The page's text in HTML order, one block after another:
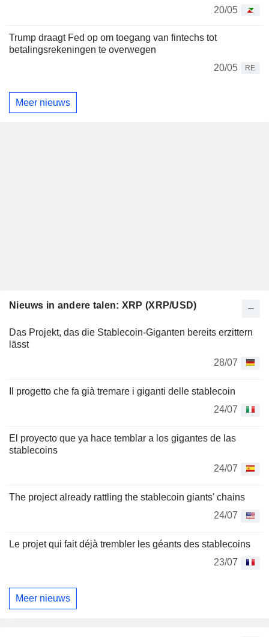
20/05
Trump draagt Fed op om toegang van fintechs tot
betalingsrekeningen te overwegen
20/05
RE
Meer nieuws
Nieuws in andere talen: XRP (XRP/USD)
Das Projekt, das die Stablecoin-Giganten bereits erzittern
lässt
28/07
Il progetto che fa già tremare i giganti delle stablecoin
24/07
El proyecto que ya hace temblar a los gigantes de las
stablecoins
24/07
The project already rattling the stablecoin giants' chains
24/07
Le projet qui fait déjà trembler les géants des stablecoins
23/07
Meer nieuws